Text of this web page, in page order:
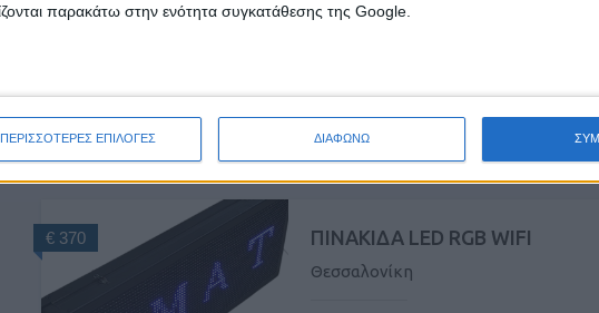
παρακάτω στην ενότητα συγκατάθεσης της Google.
ΠΕΡΙΣΣΟΤΕΡΕΣ ΕΠΙΛΟΓΕΣ ΔΙΑΦΩΝΩ
Τετάρτη, 05 Αύγ 2026
ΠΙΝΑΚΙΔΑ LED RGB WIFI
Θεσσαλονίκη
€ 370